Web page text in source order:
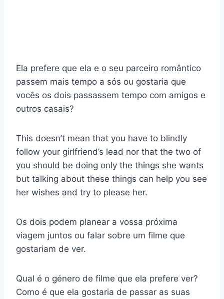
Ela prefere que ela e o seu parceiro romântico
passem mais tempo a sós ou gostaria que
vocês os dois passassem tempo com amigos e
outros casais?
This doesn’t mean that you have to blindly
follow your girlfriend’s lead nor that the two of
you should be doing only the things she wants
but talking about these things can help you see
her wishes and try to please her.
Os dois podem planear a vossa próxima
viagem juntos ou falar sobre um filme que
gostariam de ver.
Qual é o género de filme que ela prefere ver?
Como é que ela gostaria de passar as suas